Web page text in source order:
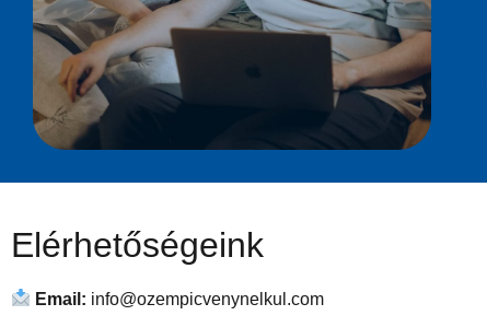
Elérhetőségeink
Email: info@ozempicvenynelkul.com